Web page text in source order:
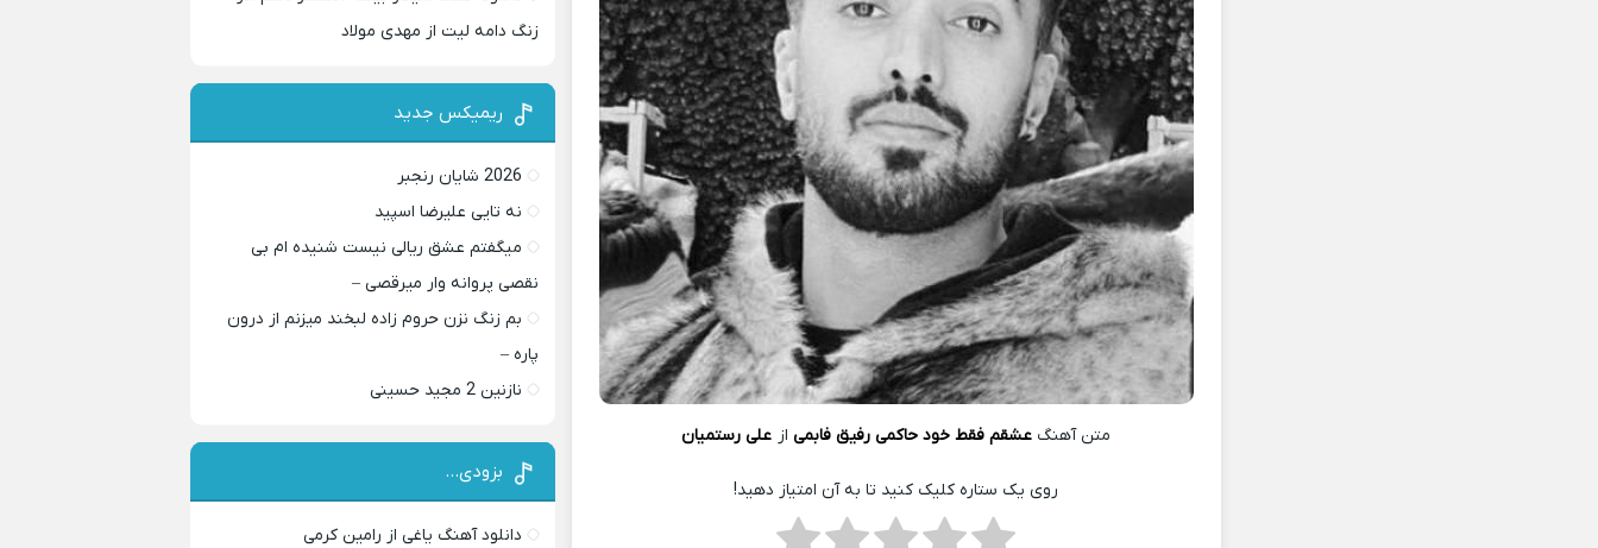
متن آهنگ عشقم فقط خود حاکمی رفیق فابمی از علی رستمیان
روی یک ستاره کلیک کنید تا به آن امتیاز دهید!
زنگ دامه لیت از مهدی مولاد
ریمیکس جدید
2026 شایان رنجبر
نه تایی علیرضا اسپید
میگفتم عشق ریالی نیست شنیده ام بی
نقصی پروانه وار میرقصی –
بم زنگ نزن حروم زاده لبخند میزنم از درون
پاره –
نازنین 2 مجید حسینی
بزودی…
دانلود آهنگ یاغی از رامین کرمی